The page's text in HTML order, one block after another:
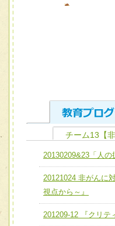
ユニット１ 医
全人的医療を
ける
必要に応じて柔
チーム01【病
チーム02【地
宅患者等支援
チーム13【
20130209&23「人
20121024 非がんに
視点から～』
201209-12 『クリテ